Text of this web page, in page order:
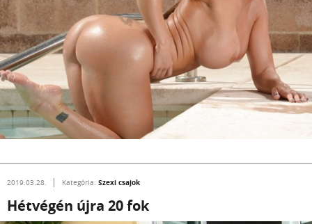
2019.03.28. Kategória: Szexi csajok
Hétvégén újra 20 fok